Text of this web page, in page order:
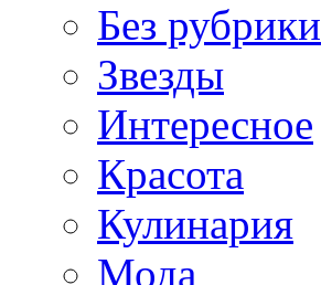
Без рубрики
Звезды
Интересное
Красота
Кулинария
Мода